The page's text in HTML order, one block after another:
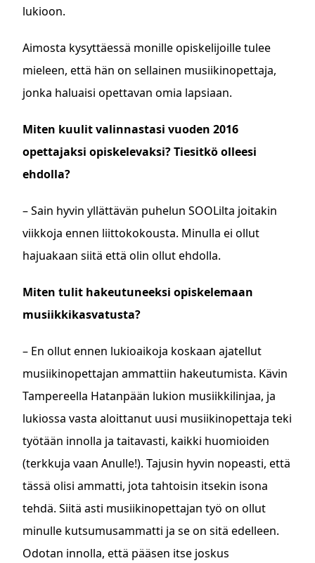
lukioon.
Aimosta kysyttäessä monille opiskelijoille tulee
mieleen, että hän on sellainen musiikinopettaja,
jonka haluaisi opettavan omia lapsiaan.
Miten kuulit valinnastasi vuoden 2016
opettajaksi opiskelevaksi? Tiesitkö olleesi
ehdolla?
– Sain hyvin yllättävän puhelun SOOLilta joitakin
viikkoja ennen liittokokousta. Minulla ei ollut
hajuakaan siitä että olin ollut ehdolla.
Miten tulit hakeutuneeksi opiskelemaan
musiikkikasvatusta?
– En ollut ennen lukioaikoja koskaan ajatellut
musiikinopettajan ammattiin hakeutumista. Kävin
Tampereella Hatanpään lukion musiikkilinjaa, ja
lukiossa vasta aloittanut uusi musiikinopettaja teki
työtään innolla ja taitavasti, kaikki huomioiden
(terkkuja vaan Anulle!). Tajusin hyvin nopeasti, että
tässä olisi ammatti, jota tahtoisin itsekin isona
tehdä. Siitä asti musiikinopettajan työ on ollut
minulle kutsumusammatti ja se on sitä edelleen.
Odotan innolla, että pääsen itse joskus